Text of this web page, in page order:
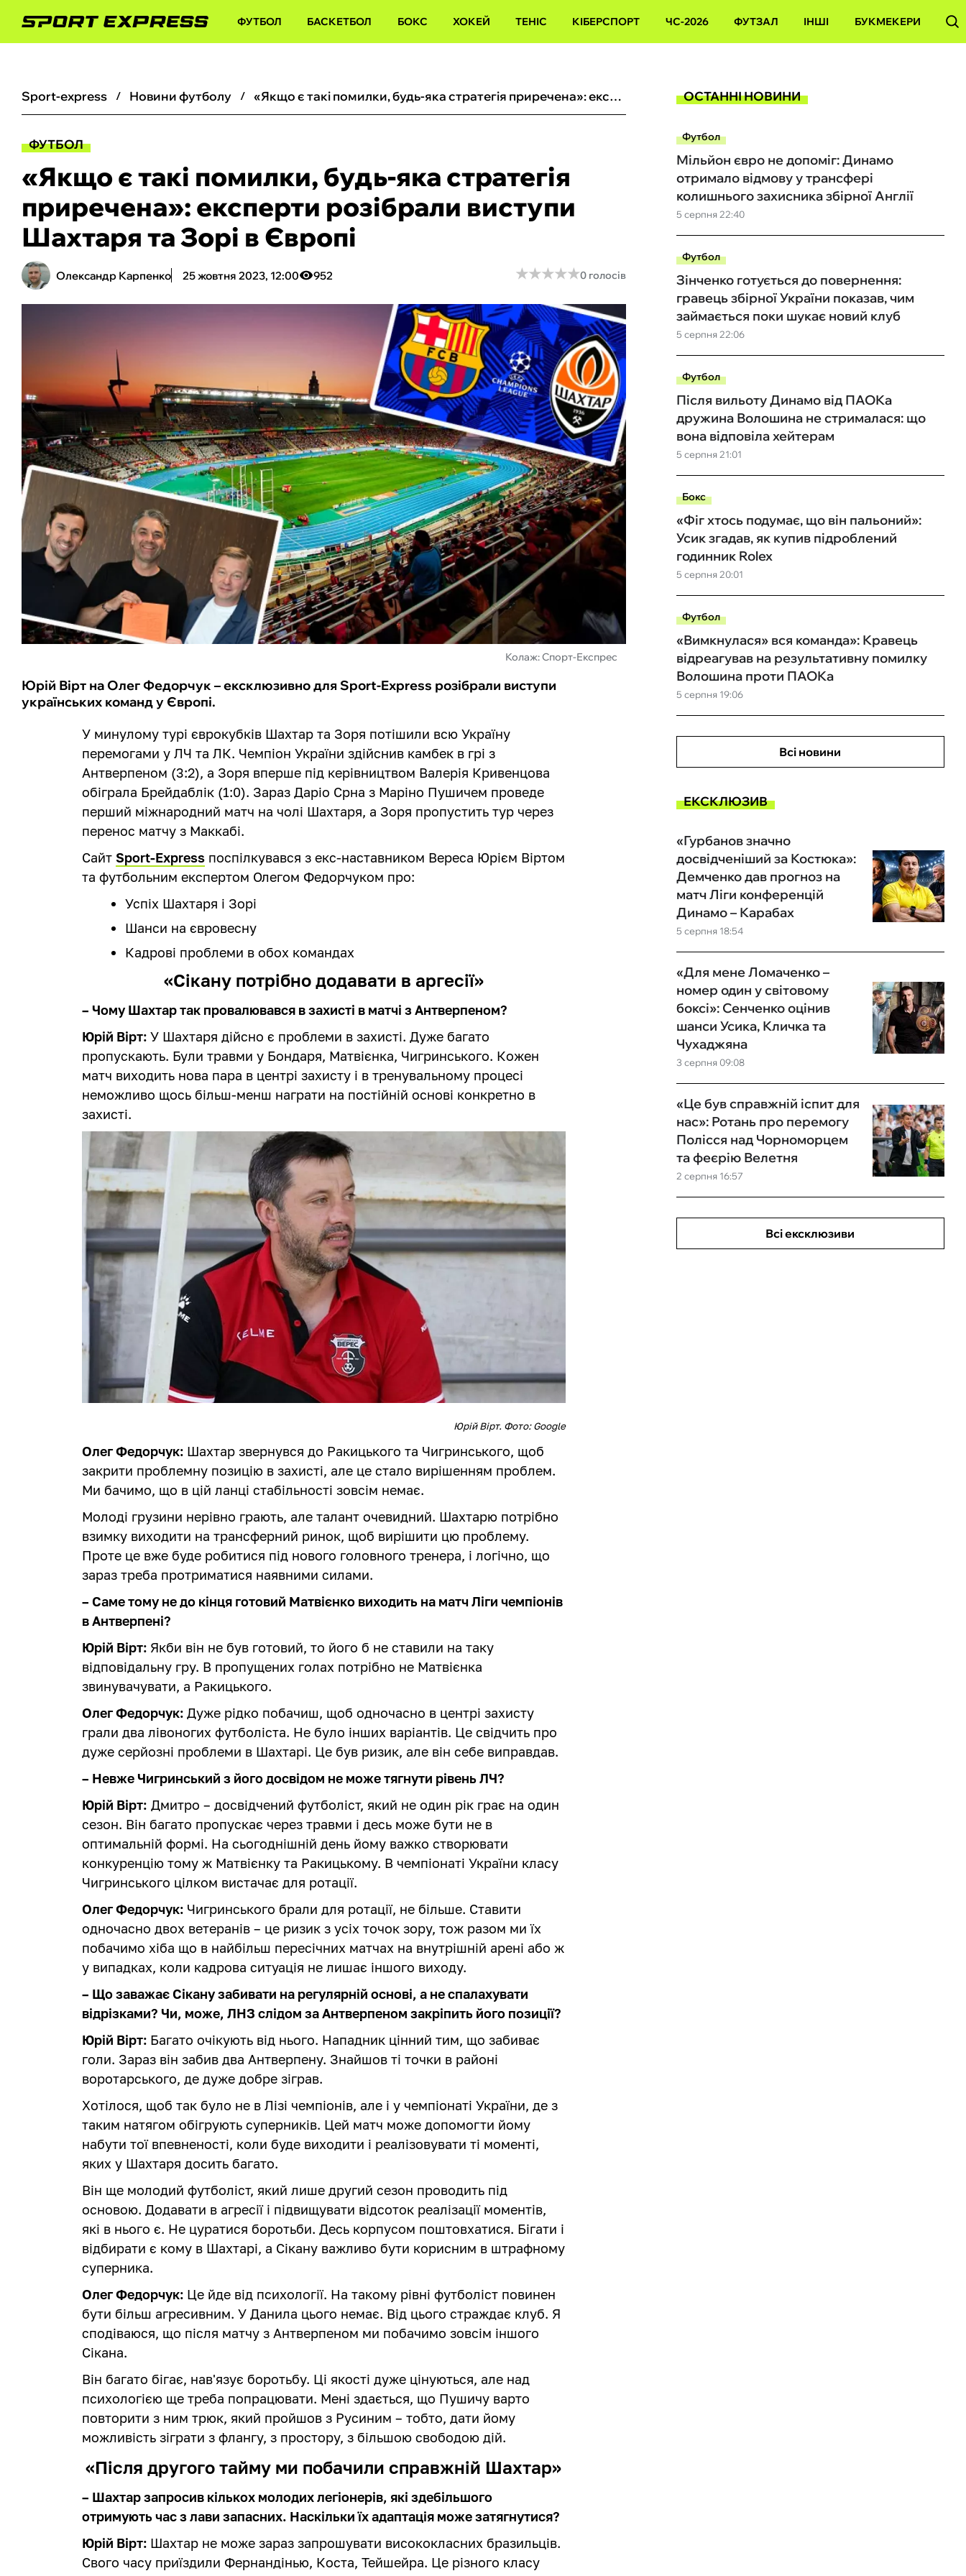
ФУТБОЛ БАСКЕТБОЛ БОКС ХОКЕЙ ТЕНІС КІБЕРСПОРТ ЧС-2026 ФУТЗАЛ ІНШІ БУКМЕКЕРИ
sport-express новини футболу «Якщо є такі помилки, будь-яка стратегія приречена»: експерти розібрали виступи Шахтаря та Зорі в Європі
ФУТБОЛ
«Якщо є такі помилки, будь-яка стратегія
приречена»: експерти розібрали виступи
Шахтаря та Зорі в Європі
Олександр Карпенко 25 жовтня 2023, 12:00 952 ★★★★★
★★★★★0 голосів
Колаж: Спорт-Експрес
Юрій Вірт на Олег Федорчук – ексклюзивно для Sport-Express розібрали виступи
українських команд у Європі.
У минулому турі єврокубків Шахтар та Зоря потішили всю Україну
перемогами у ЛЧ та ЛК. Чемпіон України здійснив камбек в грі з
Антверпеном (3:2), а Зоря вперше під керівництвом Валерія Кривенцова
обіграла Брейдаблік (1:0). Зараз Даріо Срна з Маріно Пушичем проведе
перший міжнародний матч на чолі Шахтаря, а Зоря пропустить тур через
перенос матчу з Маккабі.
СайтSport-Express поспілкувався з екс-наставником Вереса Юрієм Віртом
та футбольним експертом Олегом Федорчуком про:
Успіх Шахтаря і Зорі
Шанси на євровесну
Кадрові проблеми в обох командах
«Сікану потрібно додавати в аргесії»
– Чому Шахтар так провалювався в захисті в матчі з Антверпеном?
Юрій Вірт:У Шахтаря дійсно є проблеми в захисті. Дуже багато
пропускають. Були травми у Бондаря, Матвієнка, Чигринського. Кожен
матч виходить нова пара в центрі захисту і в тренувальному процесі
неможливо щось більш-менш награти на постійній основі конкретно в
захисті.
Юрій Вірт. Фото: Google
Олег Федорчук: Шахтар звернувся до Ракицького та Чигринського, щоб
закрити проблемну позицію в захисті, але це стало вирішенням проблем.
Ми бачимо, що в цій ланці стабільності зовсім немає.
Молоді грузини нерівно грають, але талант очевидний. Шахтарю потрібно
взимку виходити на трансферний ринок, щоб вирішити цю проблему.
Проте це вже буде робитися під нового головного тренера, і логічно, що
зараз треба протриматися наявними силами.
– Саме тому не до кінця готовий Матвієнко виходить на матч Ліги чемпіонів
в Антверпені?
Юрій Вірт: Якби він не був готовий, то його б не ставили на таку
відповідальну гру. В пропущених голах потрібно не Матвієнка
звинувачувати, а Ракицького.
Олег Федорчук:Дуже рідко побачиш, щоб одночасно в центрі захисту
грали два лівоногих футболіста. Не було інших варіантів. Це свідчить про
дуже серйозні проблеми в Шахтарі. Це був ризик, але він себе виправдав.
– Невже Чигринський з його досвідом не може тягнути рівень ЛЧ?
Юрій Вірт: Дмитро – досвідчений футболіст, який не один рік грає на один
сезон. Він багато пропускає через травми і десь може бути не в
оптимальній формі. На сьогоднішній день йому важко створювати
конкуренцію тому ж Матвієнку та Ракицькому. В чемпіонаті України класу
Чигринського цілком вистачає для ротації.
Олег Федорчук: Чигринського брали для ротації, не більше. Ставити
одночасно двох ветеранів – це ризик з усіх точок зору, тож разом ми їх
побачимо хіба що в найбільш пересічних матчах на внутрішній арені або ж
у випадках, коли кадрова ситуація не лишає іншого виходу.
– Що заважає Сікану забивати на регулярній основі, а не спалахувати
відрізками? Чи, може, ЛНЗ слідом за Антверпеном закріпить його позиції?
Юрій Вірт: Багато очікують від нього. Нападник цінний тим, що забиває
голи. Зараз він забив два Антверпену. Знайшов ті точки в районі
воротарського, де дуже добре зіграв.
Хотілося, щоб так було не в Лізі чемпіонів, але і у чемпіонаті України, де з
таким натягом обігрують суперників. Цей матч може допомогти йому
набути тої впевненості, коли буде виходити і реалізовувати ті моменті,
яких у Шахтаря досить багато.
Він ще молодий футболіст, який лише другий сезон проводить під
основою. Додавати в агресії і підвищувати відсоток реалізації моментів,
які в нього є. Не цуратися боротьби. Десь корпусом поштовхатися. Бігати і
відбирати є кому в Шахтарі, а Сікану важливо бути корисним в штрафному
суперника.
Олег Федорчук: Це йде від психології. На такому рівні футболіст повинен
бути більш агресивним. У Данила цього немає. Від цього страждає клуб. Я
сподіваюся, що після матчу з Антверпеном ми побачимо зовсім іншого
Сікана.
Він багато бігає, нав'язує боротьбу. Ці якості дуже цінуються, але над
психологією ще треба попрацювати. Мені здається, що Пушичу варто
повторити з ним трюк, який пройшов з Русиним – тобто, дати йому
можливість зіграти з флангу, з простору, з більшою свободою дій.
«Після другого тайму ми побачили справжній Шахтар»
– Шахтар запросив кількох молодих легіонерів, які здебільшого
отримують час з лави запасних. Наскільки їх адаптація може затягнутися?
Юрій Вірт: Шахтар не може зараз запрошувати висококласних бразильців.
Свого часу приїздили Фернандінью, Коста, Тейшейра. Це різного класу
ОСТАННІ НОВИНИ
Футбол
5 серпня 22:40
Мільйон євро не допоміг: Динамо
отримало відмову у трансфері
колишнього захисника збірної Англії
Футбол
5 серпня 22:06
Зінченко готується до повернення:
гравець збірної України показав, чим
займається поки шукає новий клуб
Футбол
5 серпня 21:01
Після вильоту Динамо від ПАОКа
дружина Волошина не стрималася: що
вона відповіла хейтерам
Бокс
5 серпня 20:01
«Фіг хтось подумає, що він пальоний»:
Усик згадав, як купив підроблений
годинник Rolex
Футбол
5 серпня 19:06
«Вимкнулася» вся команда»: Кравець
відреагував на результативну помилку
Волошина проти ПАОКа
Всі новини
ЕКСКЛЮЗИВ
5 серпня 18:54
«Гурбанов значно
досвідченіший за Костюка»:
Демченко дав прогноз на
матч Ліги конференцій
Динамо – Карабах
3 серпня 09:08
«Для мене Ломаченко –
номер один у світовому
боксі»: Сенченко оцінив
шанси Усика, Кличка та
Чухаджяна
2 серпня 16:57
«Це був справжній іспит для
нас»: Ротань про перемогу
Полісся над Чорноморцем
та феєрію Велетня
Всі ексклюзиви